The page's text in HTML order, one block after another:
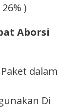
)
Aborsi
dalam
Di